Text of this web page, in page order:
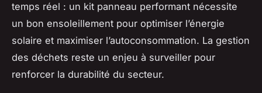
temps réel : un kit panneau performant nécessite
un bon ensoleillement pour optimiser l’énergie
solaire et maximiser l’autoconsommation. La gestion
des déchets reste un enjeu à surveiller pour
renforcer la durabilité du secteur.